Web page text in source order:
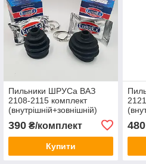
Пильники ШРУСа ВАЗ
2108-2115 комплект
(внутрішній+зовнішній)
390₴/комплект
Купити
480